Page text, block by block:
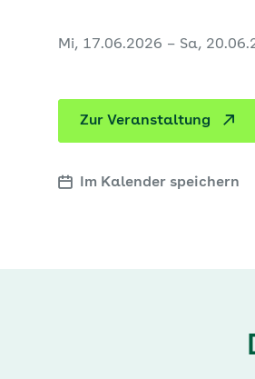
Mi, 17.06.2026 – Sa,
Zur Veranstaltung
Im Kalender speichern